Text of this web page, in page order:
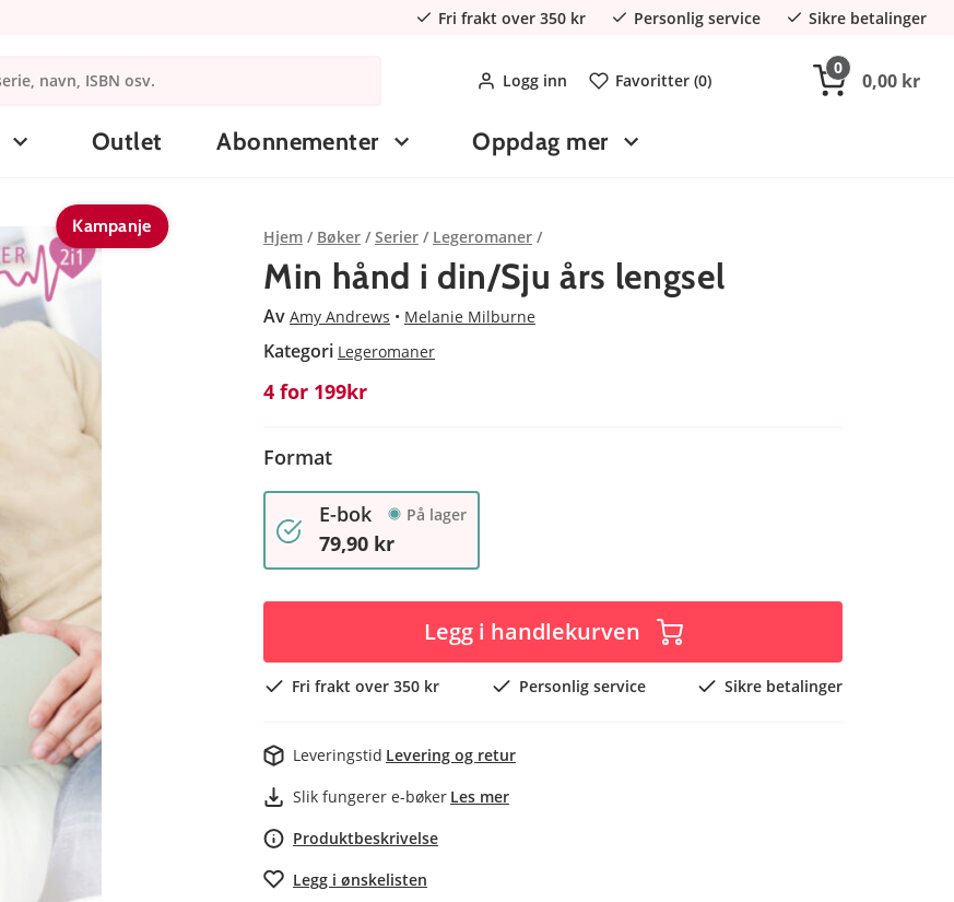
Fri frakt over 350 kr Personlig service Sikre betalinger
Logg inn Favoritter (0)
0
0,00 kr
Outlet Abonnementer Oppdag mer
Kampanje
Hjem Bøker Serier Legeromaner
Min hånd i din/Sju års lengsel
Av Amy Andrews Melanie Milburne
Kategori Legeromaner
4 for 199kr
Format
E-bok På lager
79,90 kr
Legg i handlekurven
Fri frakt over 350 kr Personlig service Sikre betalinger
Leveringstid Levering og retur
Slik fungerer e-bøker Les mer
Produktbeskrivelse
Legg i ønskelisten